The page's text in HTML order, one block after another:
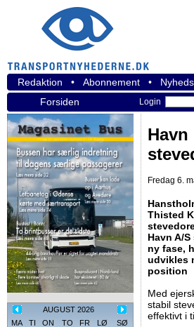
Redaktion • Abonnement •
Forsiden
Login
AUGUST 2026
MA
TI ON TO FR LØ
SØ
Fredag 6.
Thisted
Havn A/
ny fase,
udvikles
position
Med
stabil
effektivt i